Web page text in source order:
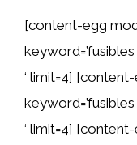
[content-egg
‘ limit=4]
‘ limit=4]